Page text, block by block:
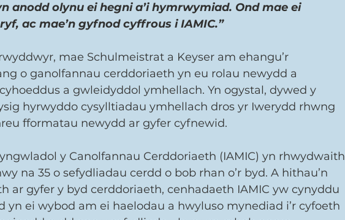
anodd olynu ei hegni a’i hymrwymiad. Ond mae ei
ac mae’n gyfnod cyffrous i IAMIC.”
mae Schulmeistrat a Keyser am ehangu’r
o ganolfannau cerddoriaeth yn eu rolau newydd a
a gwleidyddol ymhellach. Yn ogystal, dywed y
hyrwyddo cysylltiadau ymhellach dros yr Iwerydd rhwng
fformatau newydd ar gyfer cyfnewid.
y Canolfannau Cerddoriaeth (IAMIC) yn rhwydwaith
na 35 o sefydliadau cerdd o bob rhan o’r byd. A hithau’n
ar gyfer y byd cerddoriaeth, cenhadaeth IAMIC yw cynyddu
yn ei wybod am ei haelodau a hwyluso mynediad i’r cyfoeth